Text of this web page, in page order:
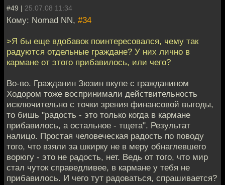
#49 | 25.07.08 11:34
Кому: Nomad NN, #34
>Я бы еще вдобавок поинтересовался, чему так
радуются отдельные граждане? У них лично в
кармане от этого прибавилось, или чего?
Во-во. Гражданин Зюзин вкупе с гражданином
Ходором тоже воспринимали действительность
исключительно с точки зрения финансовой выгоды,
то бишь "радость - это только когда в кармане
прибавилось, а остальное - тщета". Результат
налицо. Простая человеческая радость по поводу
того, что взяли за шкирку не в меру обнаглевшего
ворюгу - это не радость, нет. Ведь от того, что мир
стал чуток справедливее, в кармане у тебя не
прибавилось. И чего тут радоваться, спрашивается?